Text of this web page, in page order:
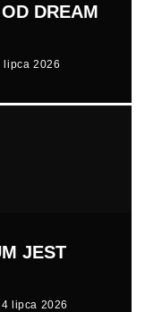
DREAM
lipca 2026
JEST
lipca 2026